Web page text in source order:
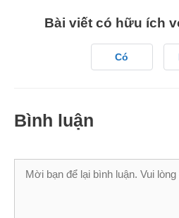
Bài viết có hữu ích
Có
Bình luận
Bình